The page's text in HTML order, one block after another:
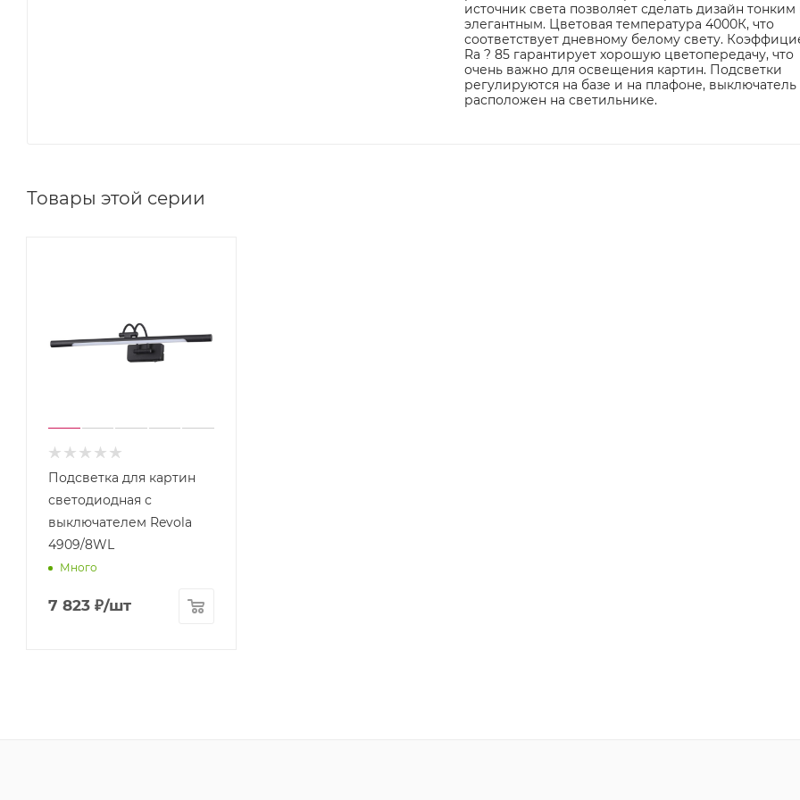
источник света позволяет сделать дизайн тонким
элегантным. Цветовая температура 4000К, что
соответствует дневному белому свету.
Ra ? 85 гарантирует хорошую цветопередачу, что
очень важно для освещения картин. Подсветки
регулируются на базе и на плафоне, выключатель
расположен на светильнике.
Товары этой серии
Подсветка для картин
светодиодная с
выключателем Revola
4909/8WL
Много
7 823 ₽/шт